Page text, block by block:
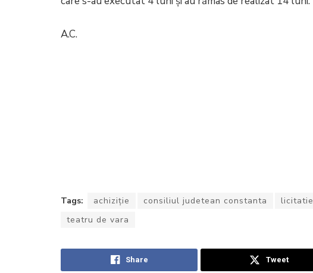
A.C.
Tags: achiziție consiliul judetean constanta licitatie
teatru de vara
Share Tweet